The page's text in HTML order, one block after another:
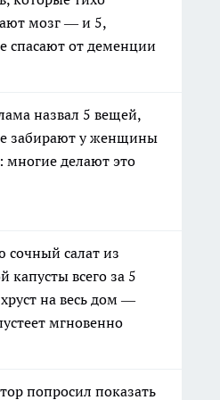
мозг — и 5,
спасают от деменции
назвал 5 вещей,
забирают у женщины
многие делают это
сочный салат из
капусты всего за 5
на весь дом —
мгновенно
попросил показать